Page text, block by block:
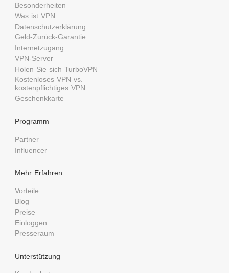
Besonderheiten
Was ist VPN
Datenschutzerklärung
Geld-Zurück-Garantie
Internetzugang
VPN-Server
Holen Sie sich TurboVPN
Kostenloses VPN vs.
kostenpflichtiges VPN
Geschenkkarte
Programm
Partner
Influencer
Mehr Erfahren
Vorteile
Blog
Preise
Einloggen
Presseraum
Unterstützung